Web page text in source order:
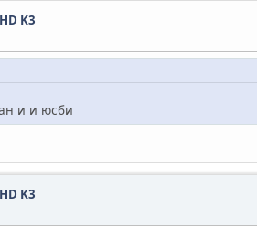
K3
и и юсби
K3